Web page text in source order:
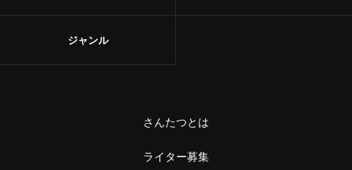
ジャンル
さんたつとは
ライター募集